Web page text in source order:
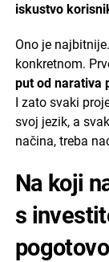
iskustvo
Ono je
konkretnom.
put od narativa
I zato svaki
svoj jezik, a
načina, treba
Na koji
s